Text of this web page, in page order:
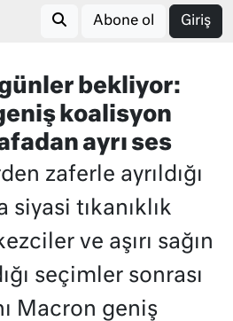
Abone ol Giriş
günler bekliyor:
koalisyon
ayrı ses
zaferle ayrıldığı
siyasi tıkanıklık
ve aşırı sağın
seçimler sonrası
Macron geniş